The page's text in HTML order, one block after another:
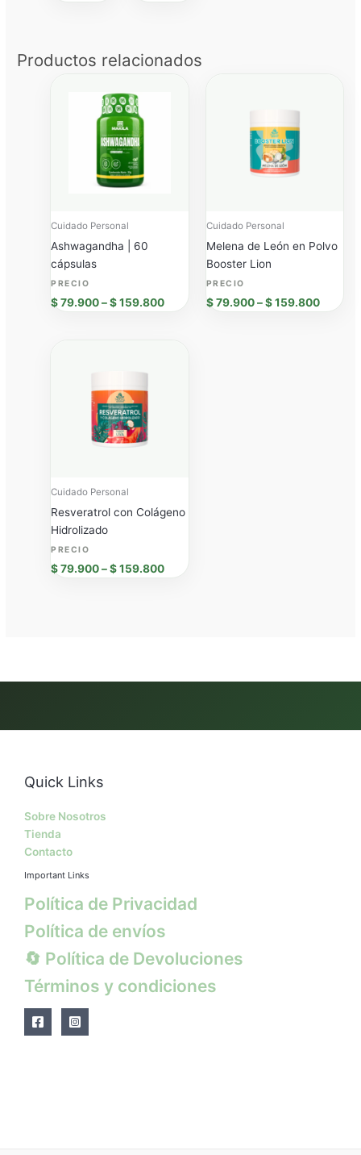
Productos relacionados
Cuidado Personal
Ashwagandha | 60
cápsulas
$79.900–$159.800
Cuidado Personal
Melena de León en Polvo
Booster Lion
$79.900 – $159.800
Cuidado Personal
Resveratrol con Colágeno
Hidrolizado
$79.900–$159.800
Quick Links
Sobre Nosotros
Tienda
Contacto
Important Links
Política de Privacidad
Política de envíos
🔄 Política de Devoluciones
Términos y condiciones